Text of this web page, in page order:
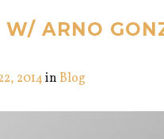
W/ ARNO
2014in Blog